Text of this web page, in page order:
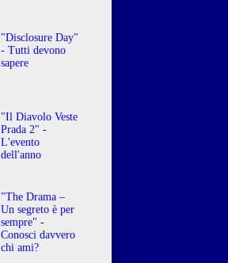
"Disclosure Day"
- Tutti devono
sapere
"Il Diavolo Veste
Prada 2" -
L'evento
dell'anno
"The Drama –
Un segreto è per
sempre" -
Conosci davvero
chi ami?